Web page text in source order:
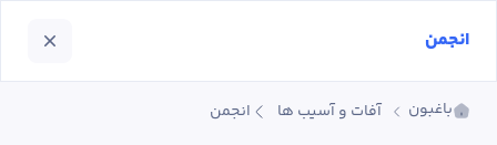
باغبون آفات و آسیب ها انجمن
انجمن